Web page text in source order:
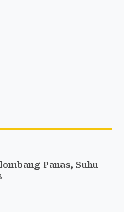
Panas, Suhu